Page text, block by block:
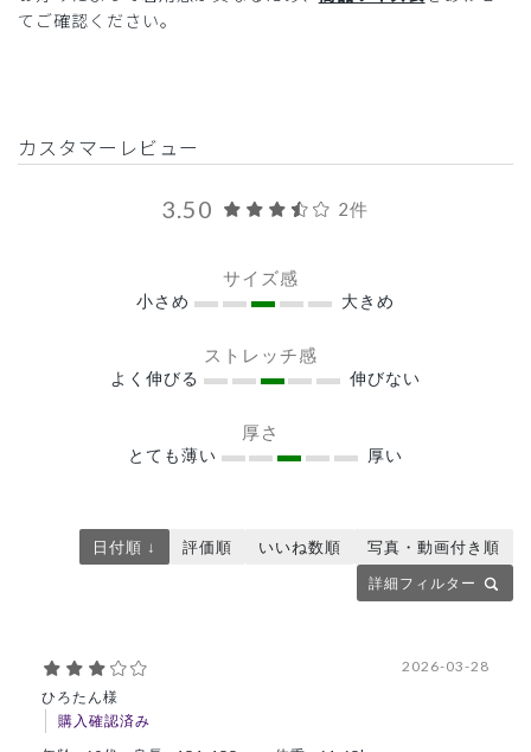
てご確認ください。
カスタマーレビュー
3.50 2件
サイズ感
小さめ 大きめ
ストレッチ感
よく伸びる 伸びない
厚さ
とても薄い 厚い
詳細フィルター
日付順 ↓ 評価順 いいね数順 写真・動画付き順
ひろたん様
購入確認済み
2026-03-28